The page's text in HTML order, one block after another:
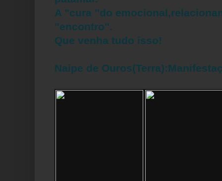
A "cura "do
"encontro".
Que venha tudo isso!
Naipe de